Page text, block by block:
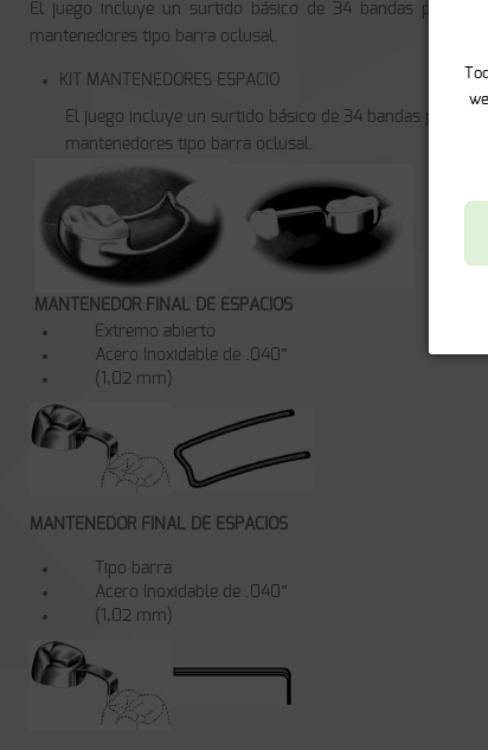
El juego incluye un surtido básico de 34 bandas para
mantenedores tipo barra oclusal.
KIT MANTENEDORES ESPACIO
El juego incluye un surtido básico de 34 bandas para
mantenedores tipo barra oclusal.
MANTENEDOR FINAL DE ESPACIOS
Extremo abierto
Acero Inoxidable de .040”
(1,02 mm)
MANTENEDOR FINAL DE ESPACIOS
Tipo barra
Acero Inoxidable de .040”
(1,02 mm)